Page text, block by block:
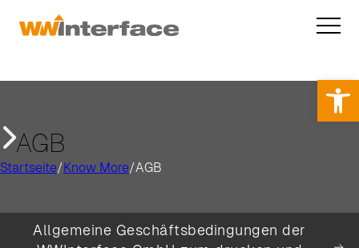
AGB
Startseite/Know More/AGB
Allgemeine Geschäftsbedingungen der